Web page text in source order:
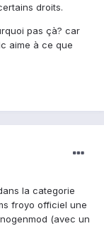
droits.
pas çà? car
aime à ce que
la categorie
froyo officiel une
(avec un